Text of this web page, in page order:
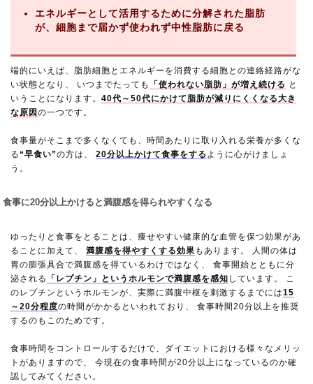
エネルギーとして活用するために分解された脂肪
が、細胞まで届かず使われず中性脂肪に戻る
端的にいえば、脂肪細胞とエネルギーを消費する細胞との連絡経路がな
い状態となり、 いつまでたっても
「使われない脂肪」が増え続ける と
いうことになります。40代～50代にかけて脂肪が減りにくくなる大き
な原因の一つです。
食事量がそこまで多くなくても、時間あたりに取り入れる栄養が多くな
る“早食い”の方は、20分以上かけて食事をする ように心がけましょ
う。
食事に20分以上かけると満腹感を得られやすくなる
ゆったりと食事をとることは、痩せやすい健康的な血管を保つ効果があ
ることに加えて、満腹感を得やすくする効果 もあります。 人間の体は
胃の膨張具合で満腹感を得ているわけではなく、 食事開始とともに分
泌される
「レプチン」というホルモンで満腹感を感知 しています。 こ
のレプチンというホルモンが、実際に満腹中枢を刺激するまでには15
～20分程度の時間がかかるといわれており、 食事時間20分以上を推奨
するのもこのためです。
食事時間をコントロールするだけで、ダイエットにおける様々なメリッ
トがありますので、 今現在の食事時間が20分以上になっているのか確
認してみてください。